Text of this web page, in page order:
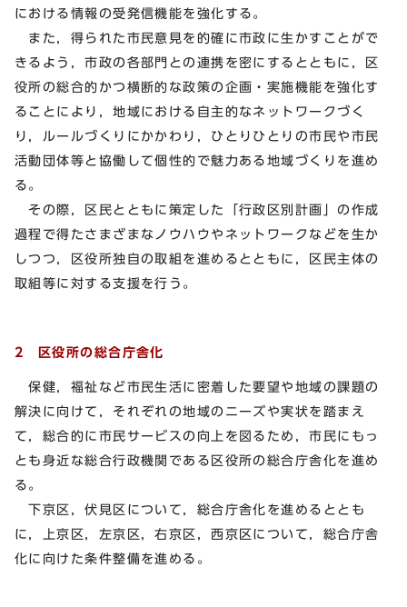
における情報の受発信機能を強化する。
また，得られた市民意見を的確に市政に生かすことがで
きるよう，市政の各部門との連携を密にするとともに，区
役所の総合的かつ横断的な政策の企画・実施機能を強化す
ることにより，地域における自主的なネットワークづく
り，ルールづくりにかかわり，ひとりひとりの市民や市民
活動団体等と協働して個性的で魅力ある地域づくりを進め
る。
その際，区民とともに策定した「行政区別計画」の作成
過程で得たさまざまなノウハウやネットワークなどを生か
しつつ，区役所独自の取組を進めるとともに，区民主体の
取組等に対する支援を行う。
2 区役所の総合庁舎化
保健，福祉など市民生活に密着した要望や地域の課題の
解決に向けて，それぞれの地域のニーズや実状を踏まえ
て，総合的に市民サービスの向上を図るため，市民にもっ
とも身近な総合行政機関である区役所の総合庁舎化を進め
る。
下京区，伏見区について，総合庁舎化を進めるととも
に，上京区，左京区，右京区，西京区について，総合庁舎
化に向けた条件整備を進める。